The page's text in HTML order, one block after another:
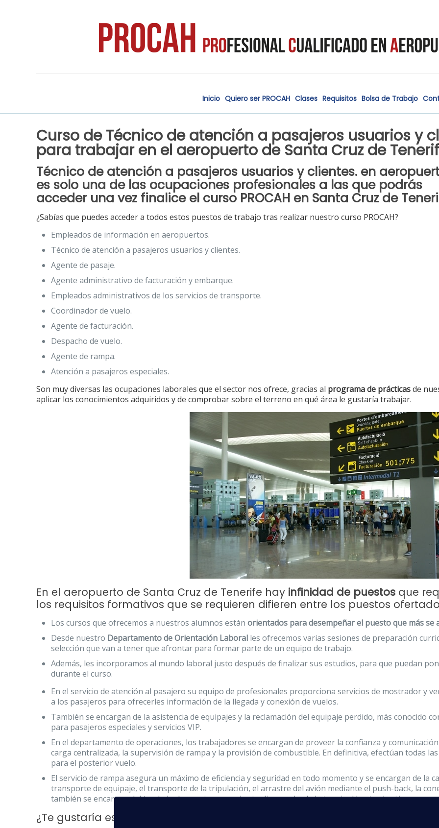
Inicio Quiero ser PROCAH Clases Requisitos Bolsa de Trabajo
Curso de Técnico de atención a pasajeros usuarios y
para trabajar en el aeropuerto de Santa Cruz de
Técnico de atención a pasajeros usuarios y clientes. en
es solo una de las ocupaciones profesionales a las que podrás
acceder una vez finalice el curso PROCAH en Santa Cruz de
¿Sabías que puedes acceder a todos estos puestos de trabajo tras realizar nuestro curso PROCAH?
Empleados de información en aeropuertos.
Técnico de atención a pasajeros usuarios y clientes.
Agente de pasaje.
Agente administrativo de facturación y embarque.
Empleados administrativos de los servicios de transporte.
Coordinador de vuelo.
Agente de facturación.
Despacho de vuelo.
Agente de rampa.
Atención a pasajeros especiales.
Son muy diversas las ocupaciones laborales que el sector nos ofrece, gracias al programa de prácticasde
aplicar los conocimientos adquiridos y de comprobar sobre el terreno en qué área le gustaría trabajar.
En el aeropuerto de Santa Cruz de Tenerife hay infinidad de puestos que
los requisitos formativos que se requieren difieren entre los puestos
Los cursos que ofrecemos a nuestros alumnos están orientados para desempeñar el puesto que más se
Desde nuestro Departamento de Orientación Laboral les ofrecemos varias sesiones de preparación
selección que van a tener que afrontar para formar parte de un equipo de trabajo.
Además, les incorporamos al mundo laboral justo después de finalizar sus estudios, para que puedan
durante el curso.
En el servicio de atención al pasajero su equipo de profesionales proporciona servicios de mostrador y
a los pasajeros para ofrecerles información de la llegada y conexión de vuelos.
También se encargan de la asistencia de equipajes y la reclamación del equipaje perdido, más conocido
para pasajeros especiales y servicios VIP.
En el departamento de operaciones, los trabajadores se encargan de proveer la confianza y
carga centralizada, la supervisión de rampa y la provisión de combustible. En definitiva, efectúan todas
para el posterior vuelo.
El servicio de rampa asegura un máximo de eficiencia y seguridad en todo momento y se encargan de la
transporte de equipaje, el transporte de la tripulación, el arrastre del avión mediante el push-back, la
también se encargan del traslado de pasajeros con las jardineras desde la terminal hasta el avión.
¿Te gustaría estar en uno de estos